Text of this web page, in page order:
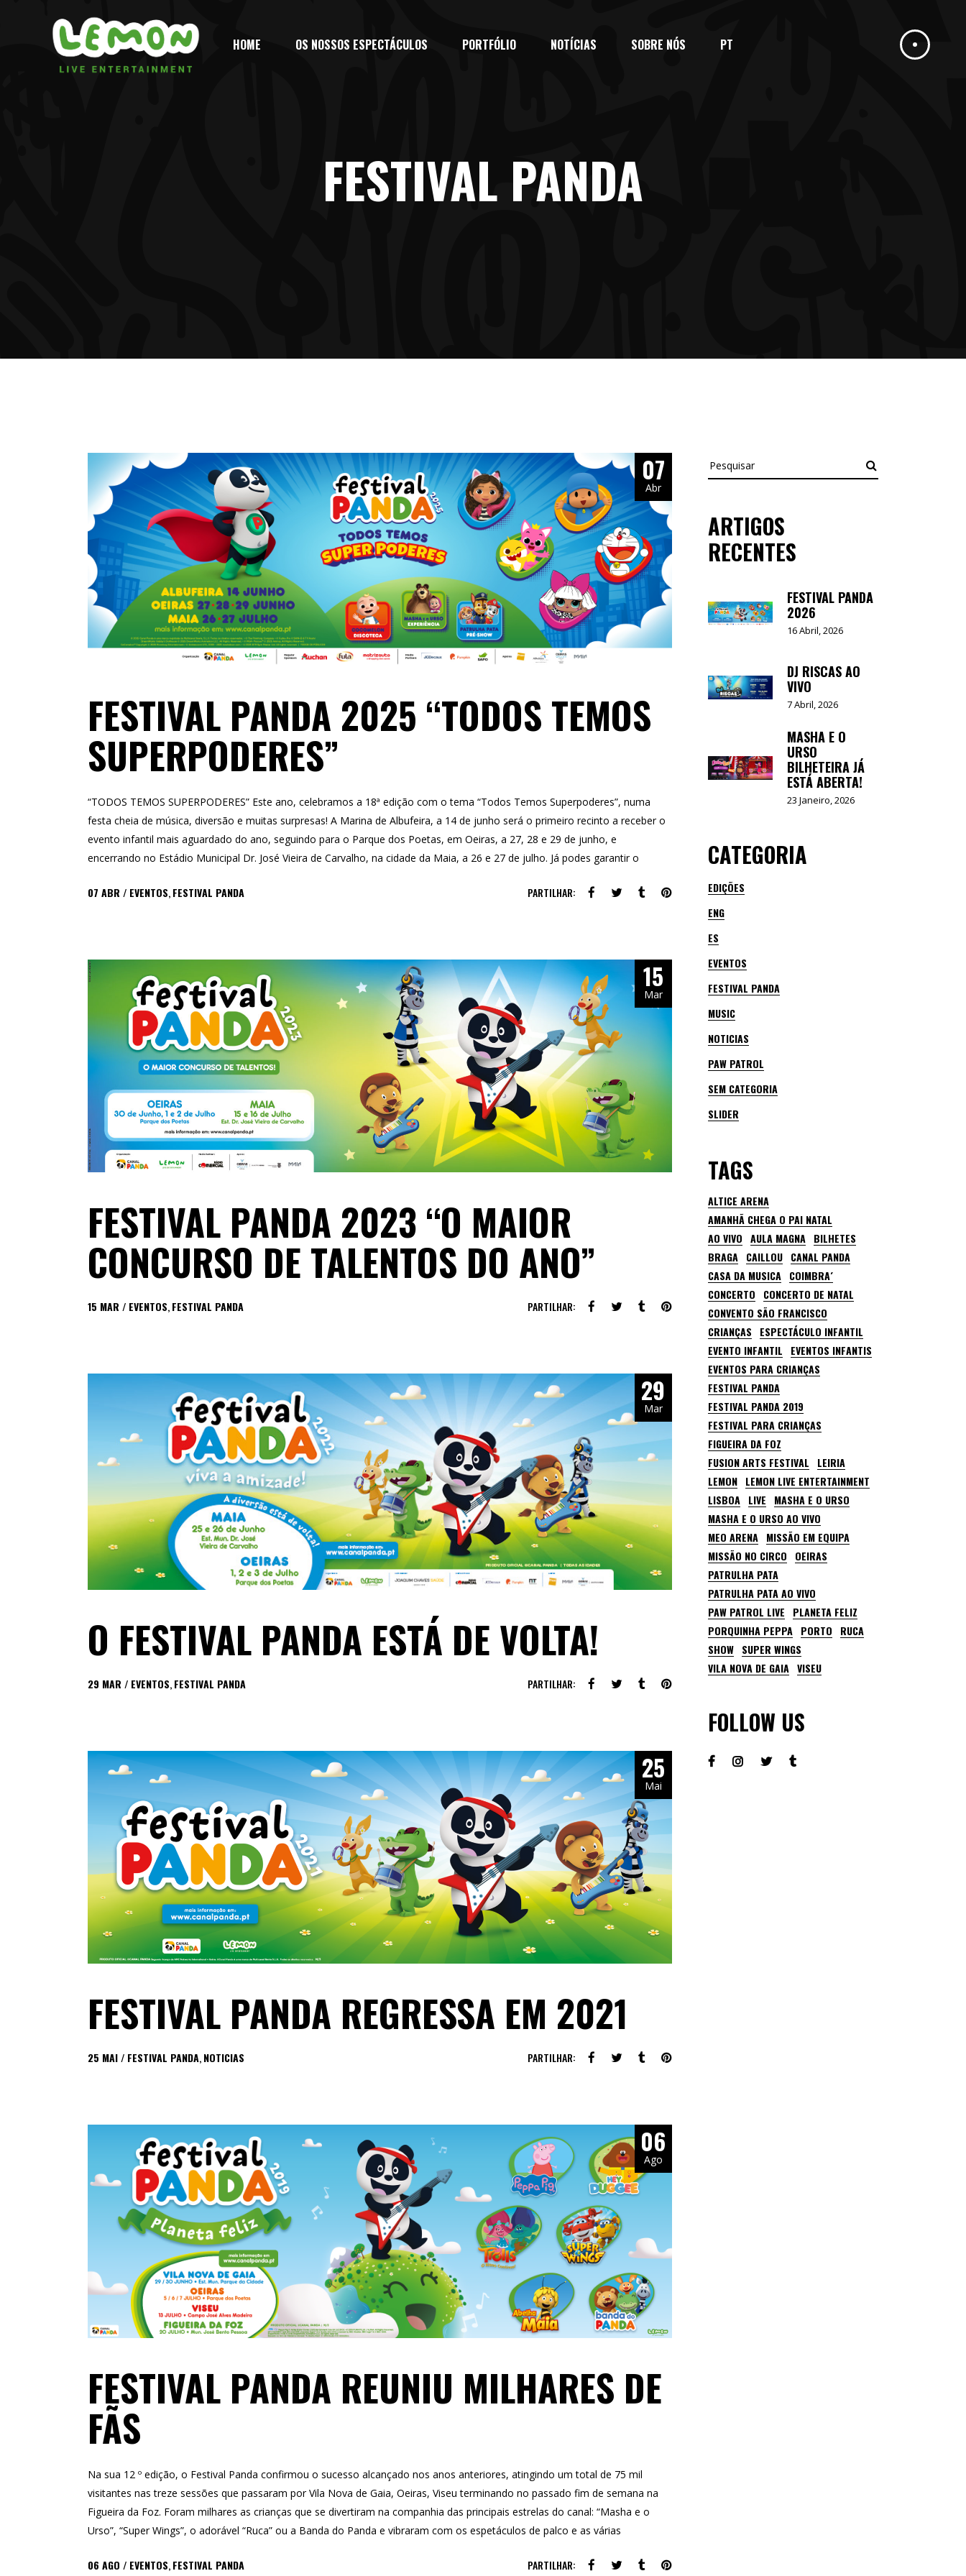
HOME OS NOSSOS ESPECTÁCULOS PORTFÓLIO NOTÍCIAS SOBRE NÓS PT
FESTIVAL PANDA
07
Abr
FESTIVAL PANDA 2025 “TODOS TEMOS
SUPERPODERES”
“TODOS TEMOS SUPERPODERES” Este ano, celebramos a 18ª edição com o tema “Todos Temos Superpoderes”, numa
festa cheia de música, diversão e muitas surpresas! A Marina de Albufeira, a 14 de junho será o primeiro recinto a receber o
evento infantil mais aguardado do ano, seguindo para o Parque dos Poetas, em Oeiras, a 27, 28 e 29 de junho, e
encerrando no Estádio Municipal Dr. José Vieira de Carvalho, na cidade da Maia, a 26 e 27 de julho. Já podes garantir o
07 ABR EVENTOS,FESTIVAL PANDA PARTILHAR:
15
Mar
FESTIVAL PANDA 2023 “O MAIOR
CONCURSO DE TALENTOS DO ANO”
15 MAR EVENTOS,FESTIVAL PANDA PARTILHAR:
29
Mar
O FESTIVAL PANDA ESTÁ DE VOLTA!
29 MAR EVENTOS,FESTIVAL PANDA PARTILHAR:
25
Mai
FESTIVAL PANDA REGRESSA EM 2021
25 MAI FESTIVAL PANDA,NOTICIAS PARTILHAR:
06
Ago
FESTIVAL PANDA REUNIU MILHARES DE
FÃS
Na sua 12 º edição, o Festival Panda confirmou o sucesso alcançado nos anos anteriores, atingindo um total de 75 mil
visitantes nas treze sessões que passaram por Vila Nova de Gaia, Oeiras, Viseu terminando no passado fim de semana na
Figueira da Foz. Foram milhares as crianças que se divertiram na companhia das principais estrelas do canal: “Masha e o
Urso”, “Super Wings”, o adorável “Ruca” ou a Banda do Panda e vibraram com os espetáculos de palco e as várias
06 AGO EVENTOS,FESTIVAL PANDA PARTILHAR:
Pesquisar
ARTIGOS
RECENTES
FESTIVAL PANDA
2026
16 Abril, 2026
DJ RISCAS AO
VIVO
7 Abril, 2026
MASHA E O
URSO
BILHETEIRA JÁ
ESTÁ ABERTA!
23 Janeiro, 2026
CATEGORIA
EDIÇÕES
ENG
ES
EVENTOS
FESTIVAL PANDA
MUSIC
NOTICIAS
PAW PATROL
SEM CATEGORIA
SLIDER
TAGS
ALTICE ARENA
AMANHÃ CHEGA O PAI NATAL
AO VIVO AULA MAGNA BILHETES
BRAGA CAILLOU CANAL PANDA
CASA DA MUSICA COIMBRA´
CONCERTO
CONCERTO DE NATAL
CONVENTO SÃO FRANCISCO
CRIANÇAS
ESPECTÁCULO INFANTIL
EVENTO INFANTIL
EVENTOS INFANTIS
EVENTOS PARA CRIANÇAS
FESTIVAL PANDA
FESTIVAL PANDA 2019
FESTIVAL PARA CRIANÇAS
FIGUEIRA DA FOZ
FUSION ARTS FESTIVAL
LEIRIA
LEMON LEMON LIVE ENTERTAINMENT
LISBOA LIVE
MASHA E O URSO
MASHA E O URSO AO VIVO
MEO ARENA MISSÃO EM EQUIPA
MISSÃO NO CIRCO
OEIRAS
PATRULHA PATA
PATRULHA PATA AO VIVO
PAW PATROL LIVE
PLANETA FELIZ
PORQUINHA PEPPA PORTO
RUCA
SHOW SUPER WINGS
VILA NOVA DE GAIA VISEU
FOLLOW US